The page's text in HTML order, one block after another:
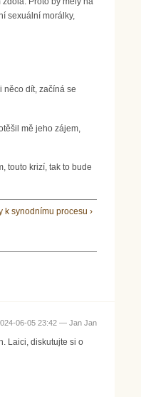
sexuální morálky,
něco dít, začíná se
mě jeho zájem,
touto krizí, tak to bude
k synodnímu procesu ›
06-05 23:42 — Jan Jan
Laici, diskutujte si o